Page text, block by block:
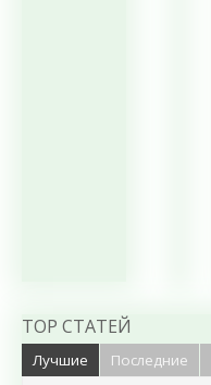
TOP СТАТЕЙ
Лучшие Последние